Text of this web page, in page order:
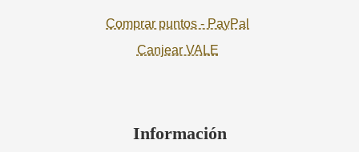
Comprar puntos - PayPal
Canjear VALE
Información